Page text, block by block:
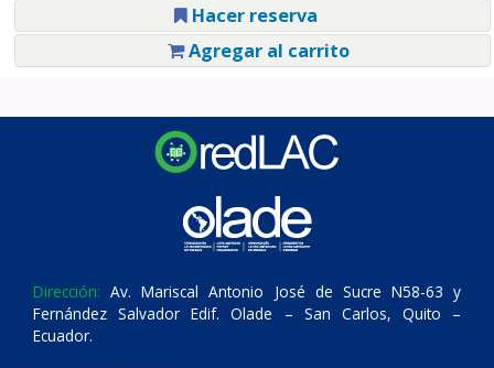
Hacer reserva
Agregar al carrito
Dirección: Av. Mariscal Antonio José de Sucre N58-63 y
Fernández Salvador Edif. Olade – San Carlos, Quito –
Ecuador.